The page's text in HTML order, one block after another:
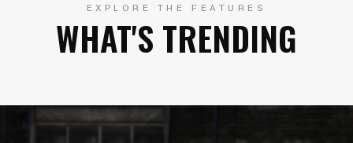
EXPLORE THE FEATURES
WHAT'S TRENDING